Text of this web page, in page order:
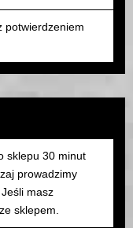
potwierdzeniem
sklepu 30 minut
prowadzimy
masz
sklepem.